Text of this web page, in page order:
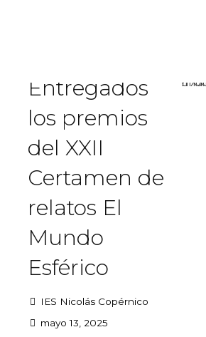
Entregados
los premios
del XXII
Certamen de
relatos El
Mundo
Esférico
IES Nicolás Copérnico
mayo 13, 2025